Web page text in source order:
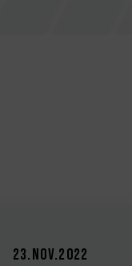
23.Nov.2022